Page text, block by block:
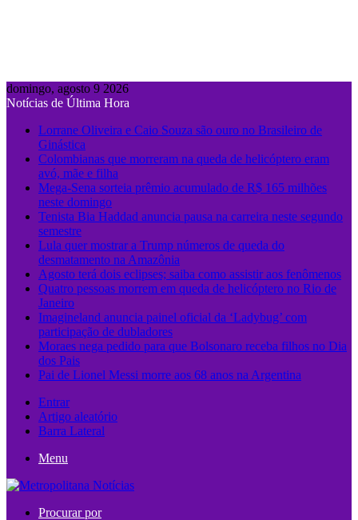
domingo, agosto 9 2026
Notícias de Última Hora
Lorrane Oliveira e Caio Souza são ouro no Brasileiro de
Ginástica
Colombianas que morreram na queda de helicóptero eram
avó, mãe e filha
Mega-Sena sorteia prêmio acumulado de R$ 165 milhões
neste domingo
Tenista Bia Haddad anuncia pausa na carreira neste segundo
semestre
Lula quer mostrar a Trump números de queda do
desmatamento na Amazônia
Agosto terá dois eclipses; saiba como assistir aos fenômenos
Quatro pessoas morrem em queda de helicóptero no Rio de
Janeiro
Imagineland anuncia painel oficial da ‘Ladybug’ com
participação de dubladores
Moraes nega pedido para que Bolsonaro receba filhos no Dia
dos Pais
Pai de Lionel Messi morre aos 68 anos na Argentina
Entrar
Artigo aleatório
Barra Lateral
Menu
Procurar por